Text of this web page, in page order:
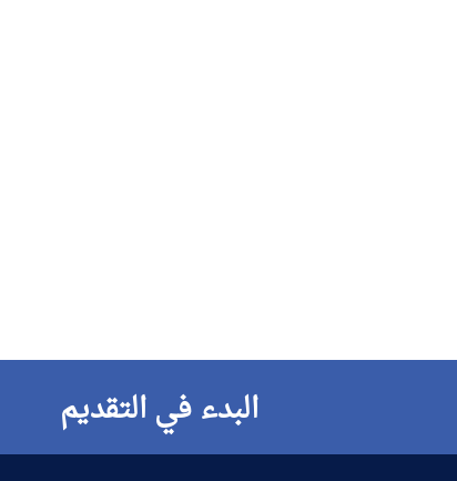
البدء في التقديم